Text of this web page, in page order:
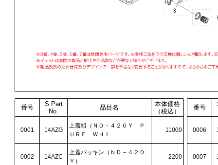
番号
S Part
No.
品目名
本体価格
（税込）
番号
0001 14AZG
上蓋組（ＮＤ－４２０Ｙ Ｐ
ＵＲＥ ＷＨＩ
11000 0006
0002 14AZC
上蓋パッキン（ＮＤ－４２０
Ｙ）
2200 0007